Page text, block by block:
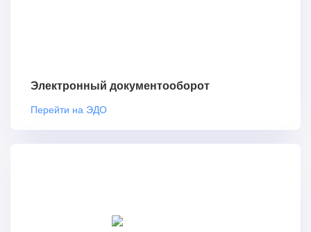
Электронный документооборот
Перейти на ЭДО